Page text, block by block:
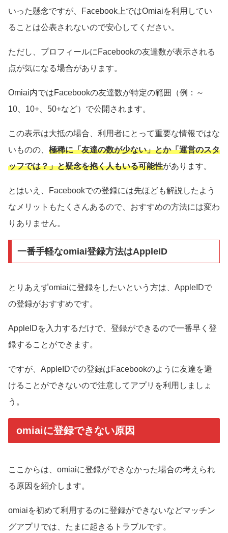
いった懸念ですが、Facebook上ではOmiaiを利用してい
ることは公表されないので安心してください。
ただし、プロフィールにFacebookの友達数が表示される
点が気になる場合があります。
Omiai内ではFacebookの友達数が特定の範囲（例：～
10、10+、50+など）で公開されます。
この表示は大抵の場合、利用者にとって重要な情報ではな
いものの、 極稀に「友達の数が少ない」とか「運営のスタ
ッフでは？」と疑念を抱く人もいる可能性があります。
とはいえ、Facebookでの登録には先ほども解説したよう
なメリットもたくさんあるので、おすすめの方法には変わ
りありません。
一番手軽なomiai登録方法はAppleID
とりあえずomiaiに登録をしたいという方は、AppleIDで
の登録がおすすめです。
AppleIDを入力するだけで、登録ができるので一番早く登
録することができます。
ですが、AppleIDでの登録はFacebookのように友達を避
けることができないので注意してアプリを利用しましょ
う。
omiaiに登録できない原因
ここからは、omiaiに登録ができなかった場合の考えられ
る原因を紹介します。
omiaiを初めて利用するのに登録ができないなどマッチン
グアプリでは、たまに起きるトラブルです。